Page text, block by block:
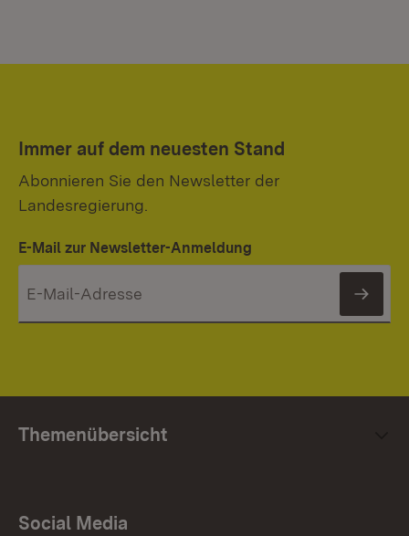
Immer auf dem neuesten Stand
Abonnieren Sie den Newsletter der
Landesregierung.
E-Mail zur Newsletter-Anmeldung
Themenübersicht
Social Media